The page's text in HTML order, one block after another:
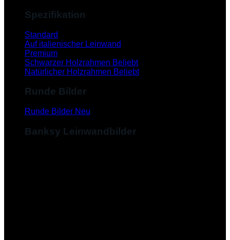
Spezifikation
Standard
Auf italienischer Leinwand
Premium
Schwarzer Holzrahmen
Natürlicher Holzrahmen
Runde Bilder
Runde Bilder
Banksy Leinwandbilder